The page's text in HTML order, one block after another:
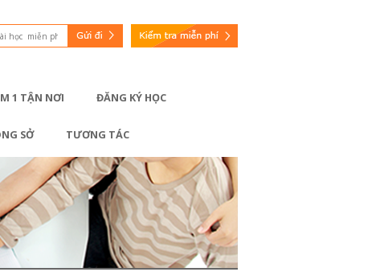
1 TẬN NƠI ĐĂNG KÝ HỌC
SỞ TƯƠNG TÁC